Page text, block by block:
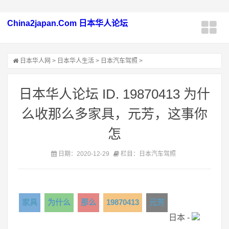
China2japan.Com 日本华人论坛
日本华人网 > 日本华人生活 > 日本汽车驾照 >
日本华人论坛 ID. 19870413 为什
么收那么多家具，元芳，这事你
怎
日期：2020-12-29 栏目：日本汽车驾照
家具 为什么 那么 19870413
元芳
日本 -